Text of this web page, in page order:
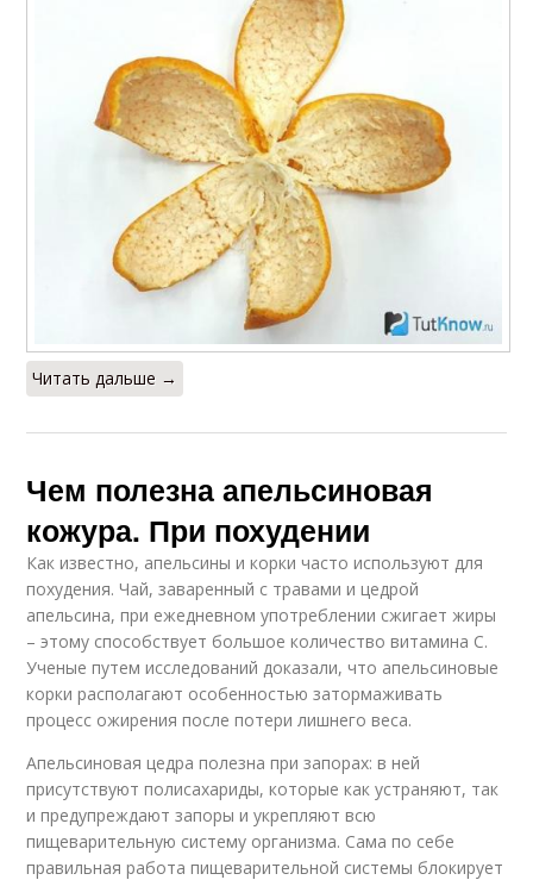
Читать дальше →
Чем полезна апельсиновая
кожура. При похудении
Как известно, апельсины и корки часто используют для
похудения. Чай, заваренный с травами и цедрой
апельсина, при ежедневном употреблении сжигает жиры
– этому способствует большое количество витамина С.
Ученые путем исследований доказали, что апельсиновые
корки располагают особенностью затормаживать
процесс ожирения после потери лишнего веса.
Апельсиновая цедра полезна при запорах: в ней
присутствуют полисахариды, которые как устраняют, так
и предупреждают запоры и укрепляют всю
пищеварительную систему организма. Сама по себе
правильная работа пищеварительной системы блокирует